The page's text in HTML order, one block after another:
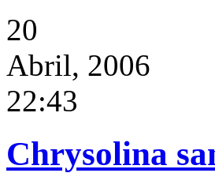
20
Abril, 2006
22:43
Chrysolina